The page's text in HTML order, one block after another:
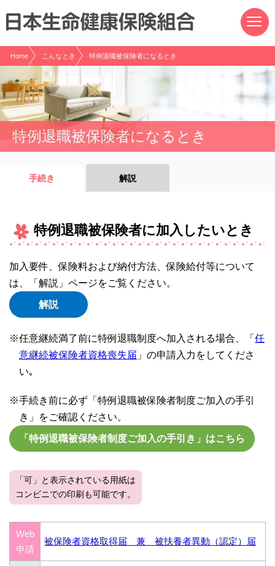
Home こんなとき 特例退職被保険者になるとき
特例退職被保険者になるとき
手続き 解説
特例退職被保険者に加入したいとき
加入要件、保険料および納付方法、保険給付等について
は、「解説」ページをご覧ください。
解説
※任意継続満了前に特例退職制度へ加入される場合、「 任
意継続被保険者資格喪失届 」の申請入力をしてくださ
い｡
※手続き前に必ず「特例退職被保険者制度ご加入の手引
き」をご確認ください。
「特例退職被保険者制度ご加入の手引き」はこちら
「可」と表示されている用紙は
コンビニでの印刷も可能です。
Web
申請
被保険者資格取得届 兼 被扶養者異動（認定）届